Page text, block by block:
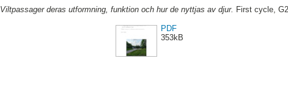
Viltpassager deras utformning, funktion och hur de nyttjas av djur. First cycle,
PDF
353kB